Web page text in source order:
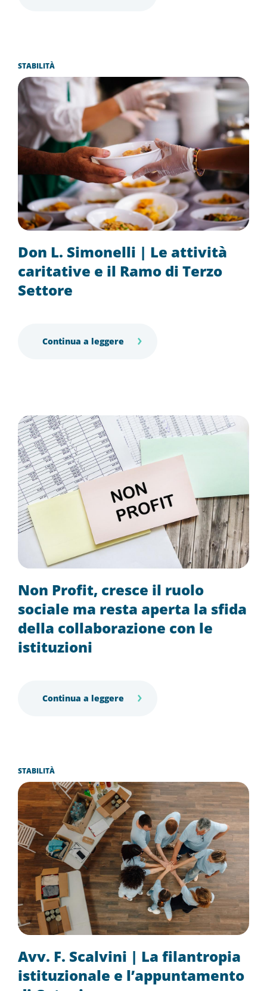
Don L. Simonelli | Le attività
caritative e il Ramo di Terzo
Settore
Continua a leggere
STABILITÀ
Non Profit, cresce il ruolo
sociale ma resta aperta la sfida
della collaborazione con le
istituzioni
Continua a leggere
Avv. F. Scalvini | La filantropia
istituzionale e l’appuntamento
STABILITÀ